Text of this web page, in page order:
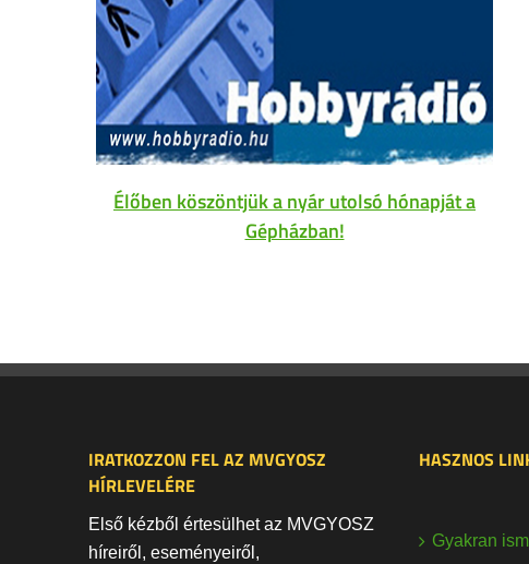
Élőben köszöntjük a nyár utolsó hónapját a
Gépházban!
IRATKOZZON FEL AZ MVGYOSZ
HÍRLEVELÉRE
Első kézből értesülhet az MVGYOSZ
híreiről, eseményeiről,
HASZNOS
Gyakran